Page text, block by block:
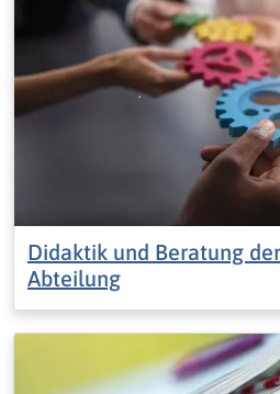
Didaktik und Beratung
Abteilung